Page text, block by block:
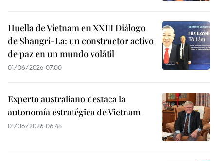
Huella de Vietnam en XXIII Diálogo
de Shangri-La: un constructor activo
de paz en un mundo volátil
01/06/2026 07:00
Experto australiano destaca la
autonomía estratégica de Vietnam
01/06/2026 06:48